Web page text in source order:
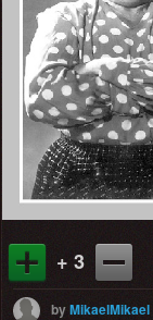
+ 3
byMikaelMikael